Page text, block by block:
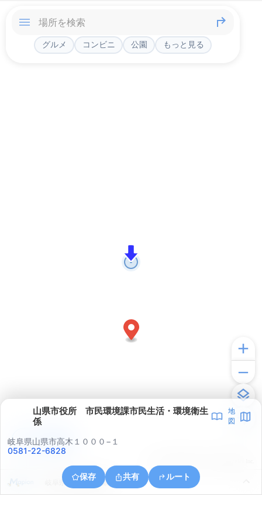
グルメ コンビニ 公園 もっと見る
山県市役所 市民環境課市民生活・環境衛生
係
地
図
岐阜県山県市高木１０００−１
0581-22-6828
保存 共有 ルート
岐阜県山県市西深瀬
アプリで見る